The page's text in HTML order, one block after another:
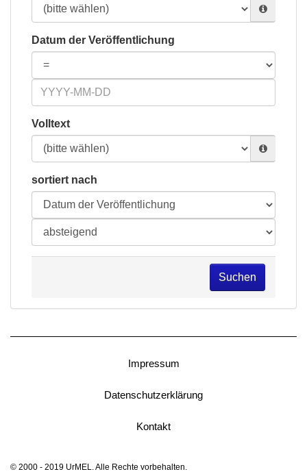
Datum der Veröffentlichung
Volltext
sortiert nach
Suchen
Impressum
Datenschutzerklärung
Kontakt
© 2000 - 2019 UrMEL. Alle Rechte vorbehalten.